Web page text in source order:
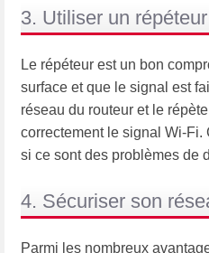
3. Utiliser un répéteur
Le répéteur est un bon
surface et que le signal est
réseau du routeur et le
correctement le signal Wi-Fi.
si ce sont des problèmes de
4. Sécuriser son
Parmi les nombreux